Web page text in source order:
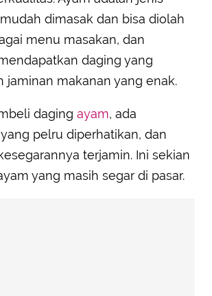
dimasak dan bisa diolah
menu masakan, dan
daging yang
jaminan makanan yang enak.
daging ayam, ada
pelru diperhatikan, dan
terjamin. Ini sekian
yang masih segar di pasar.